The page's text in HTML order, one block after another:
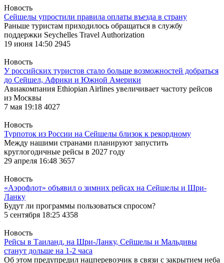
Новость
Сейшелы упростили правила оплаты въезда в страну
Раньше туристам приходилось обращаться в службу
поддержки Seychelles Travel Authorization
19 июня 14:50 2945
Новость
У российских туристов стало больше возможностей добраться
до Сейшел, Африки и Южной Америки
Авиакомпания Ethiopian Airlines увеличивает частоту рейсов
из Москвы
7 мая 19:18 4027
Новость
Турпоток из России на Сейшелы близок к рекордному
Между нашими странами планируют запустить
круглогодичные рейсы в 2027 году
29 апреля 16:48 3657
Новость
«Аэрофлот» объявил о зимних рейсах на Сейшелы и Шри-
Ланку
Будут ли программы пользоваться спросом?
5 сентября 18:25 4358
Новость
Рейсы в Таиланд, на Шри-Ланку, Сейшелы и Мальдивы
станут дольше на 1-2 часа
Об этом предупредил нацперевозчик в связи с закрытием неба